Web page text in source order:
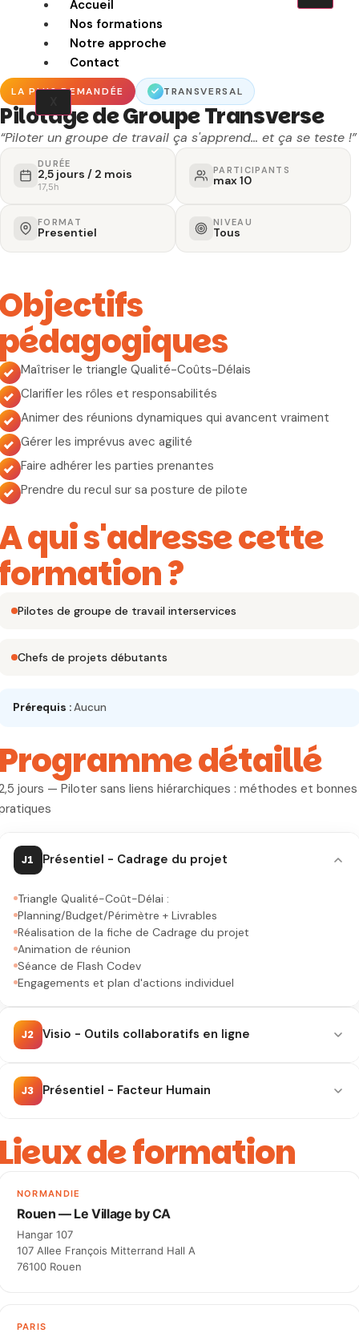
Accueil
Nos formations
Notre approche
Contact
LA PLUS DEMANDÉE TRANSVERSAL
Pilotage de Groupe Transverse
“Piloter un groupe de travail ça s'apprend… et ça se teste !”
DURÉE
2,5 jours / 2 mois
17,5h
PARTICIPANTS
max 10
FORMAT
Presentiel
NIVEAU
Tous
Maîtriser le triangle Qualité-Coûts-Délais
Clarifier les rôles et responsabilités
Animer des réunions dynamiques qui avancent vraiment
Gérer les imprévus avec agilité
Faire adhérer les parties prenantes
Prendre du recul sur sa posture de pilote
qui s'adresse cette
?
Pilotes de groupe de travail interservices
Chefs de projets débutants
Prérequis :Aucun
détaillé
jours — Piloter sans liens hiérarchiques : méthodes et bonnes
J1 Présentiel - Cadrage du projet
Triangle Qualité-Coût-Délai :
Planning/Budget/Périmètre + Livrables
Réalisation de la fiche de Cadrage du projet
Animation de réunion
Séance de Flash Codev
Engagements et plan d'actions individuel
J2 Visio - Outils collaboratifs en ligne
J3 Présentiel - Facteur Humain
de formation
NORMANDIE
Rouen — Le Village by CA
Hangar 107
107 Allee François Mitterrand Hall A
76100 Rouen
PARIS